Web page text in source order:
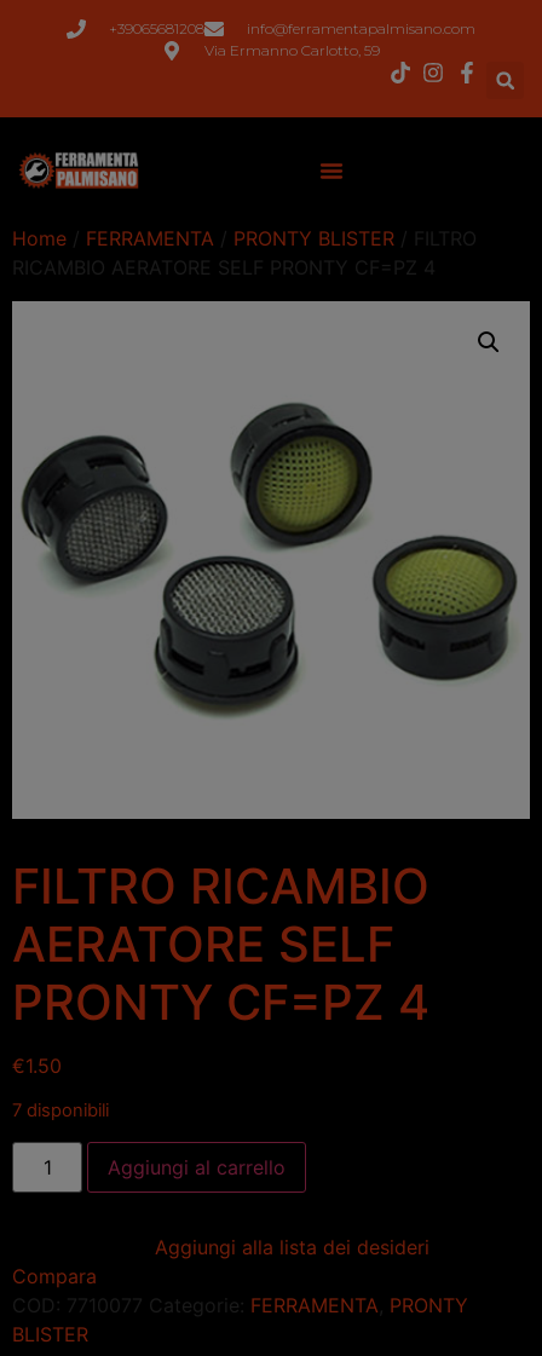
+39065681208
info@ferramentapalmisano.com
Via Ermanno Carlotto, 59
Home / FERRAMENTA / PRONTY BLISTER / FILTRO
RICAMBIO AERATORE SELF PRONTY CF=PZ 4
FILTRO RICAMBIO
AERATORE SELF
PRONTY CF=PZ 4
€1.50
7 disponibili
Aggiungi al carrello
Aggiungi alla lista dei desideri
Compara
COD: 7710077 Categorie: FERRAMENTA PRONTY
BLISTER